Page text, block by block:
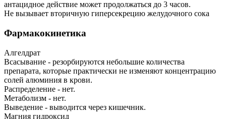
антацидное действие может продолжаться до 3 часов.
Не вызывает вторичную гиперсекрецию желудочного сока
Фармакокинетика
Алгелдрат
Всасывание - резорбируются небольшие количества
препарата, которые практически не изменяют концентрацию
солей алюминия в крови.
Распределение - нет.
Метаболизм - нет.
Выведение - выводится через кишечник.
Магния гидроксид